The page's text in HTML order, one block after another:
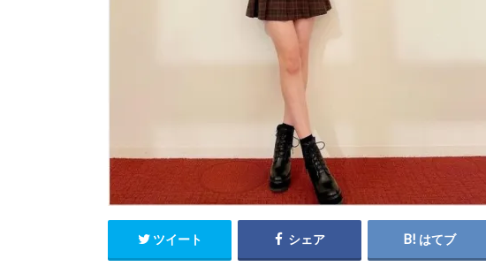
ツイート シェア はてブ